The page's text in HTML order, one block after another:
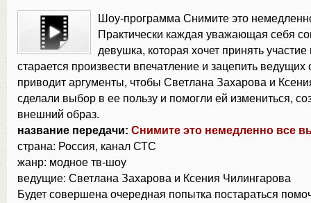
Шоу-программа Снимите это
Практически каждая уважающая себя
девушка, которая хочет принять
старается произвести впечатление и зацепить ведущих
приводит аргументы, чтобы Светлана Захарова и
сделали выбор в ее пользу и помогли ей измениться,
внешний образ.
название передачи: Снимите это немедленно все
страна: Россия, канал СТС
жанр: модное тв-шоу
ведущие: Светлана Захарова и Ксения Чилингарова
Будет совершена очередная попытка постараться